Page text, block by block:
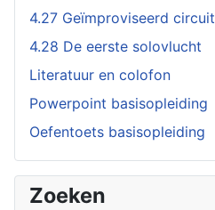
4.27 Geïmproviseerd circuit
4.28 De eerste solovlucht
Literatuur en colofon
Powerpoint basisopleiding
Oefentoets basisopleiding
Zoeken